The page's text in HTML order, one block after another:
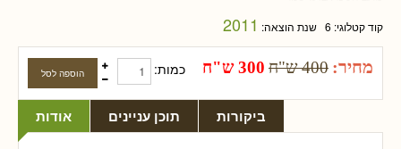
קוד קטלוגי: 6 שנת הוצאה: 2011
מחיר: 400 ש"ח 300 ש"ח כמות:
אודות תוכן עניינים ביקורות